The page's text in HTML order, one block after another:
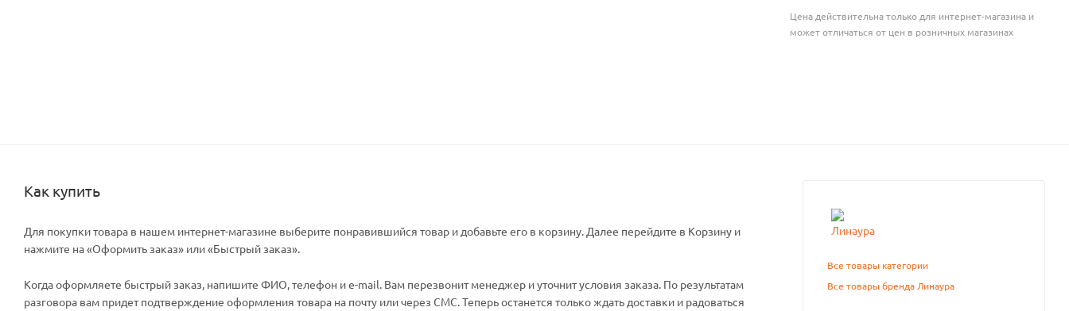
Цена действительна только для интернет-магазина и
может отличаться от цен в розничных магазинах
Как купить
Для покупки товара в нашем интернет-магазине выберите понравившийся товар и добавьте его в корзину. Далее перейдите в Корзину и
нажмите на «Оформить заказ» или «Быстрый заказ».
Когда оформляете быстрый заказ, напишите ФИО, телефон и e-mail. Вам перезвонит менеджер и уточнит условия заказа. По результатам
разговора вам придет подтверждение оформления товара на почту или через СМС. Теперь останется только ждать доставки и радоваться
Все товары категории
Все товары бренда Линаура